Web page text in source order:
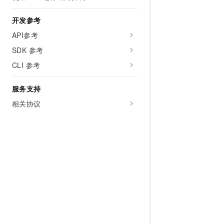
开发参考
API参考
SDK 参考
CLI 参考
服务支持
相关协议